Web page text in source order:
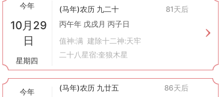
今年
10月29
日
星期四
(马年)农历 九二十
81天后
丙午年 戊戌月 丙子日
值神:满 建除十二神:天牢
二十八星宿:奎狼木星
今年 (马年)农历 九廿五
86天后